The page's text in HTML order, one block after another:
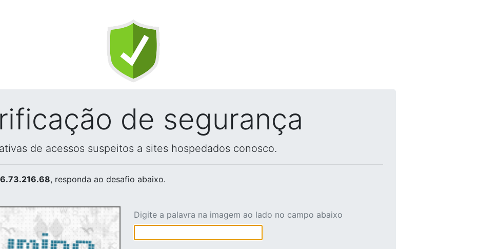
de segurança
de acessos suspeitos a sites hospedados conosco.
, responda ao desafio abaixo.
Digite a palavra na imagem ao lado no campo abaixo